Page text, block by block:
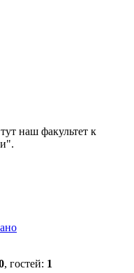
наш факультет к
, гостей: 1